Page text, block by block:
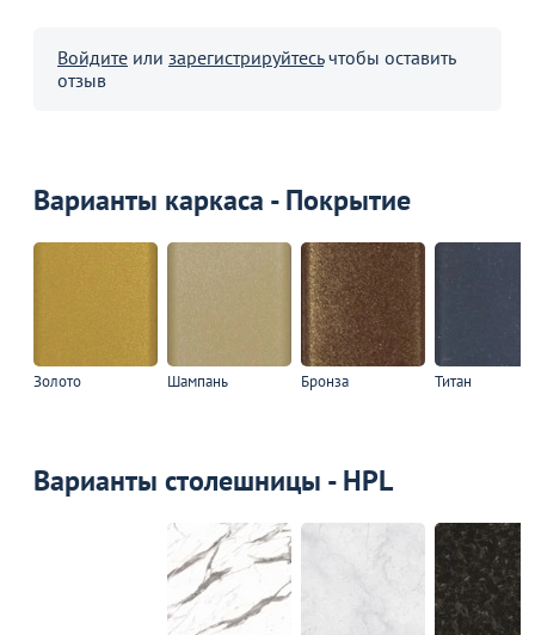
Войдите или зарегистрируйтесьчтобы оставить
отзыв
Варианты каркаса - Покрытие
Золото Шампань Бронза Титан
Варианты столешницы - HPL